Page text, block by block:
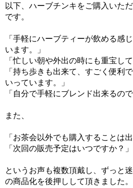
以下、ハーブチンキをご購入いた
です。
「手軽にハーブティーが飲める感
います。」
「忙しい朝や外出の時にも重宝して
「持ち歩きも出来て、すごく便利
いっています。」
「自分で手軽にブレンド出来るの
また、
「お茶会以外でも購入することは
「次回の販売予定はいつですか？」
というお声も複数頂戴し、ずっと
の商品化を後押しして頂きました。